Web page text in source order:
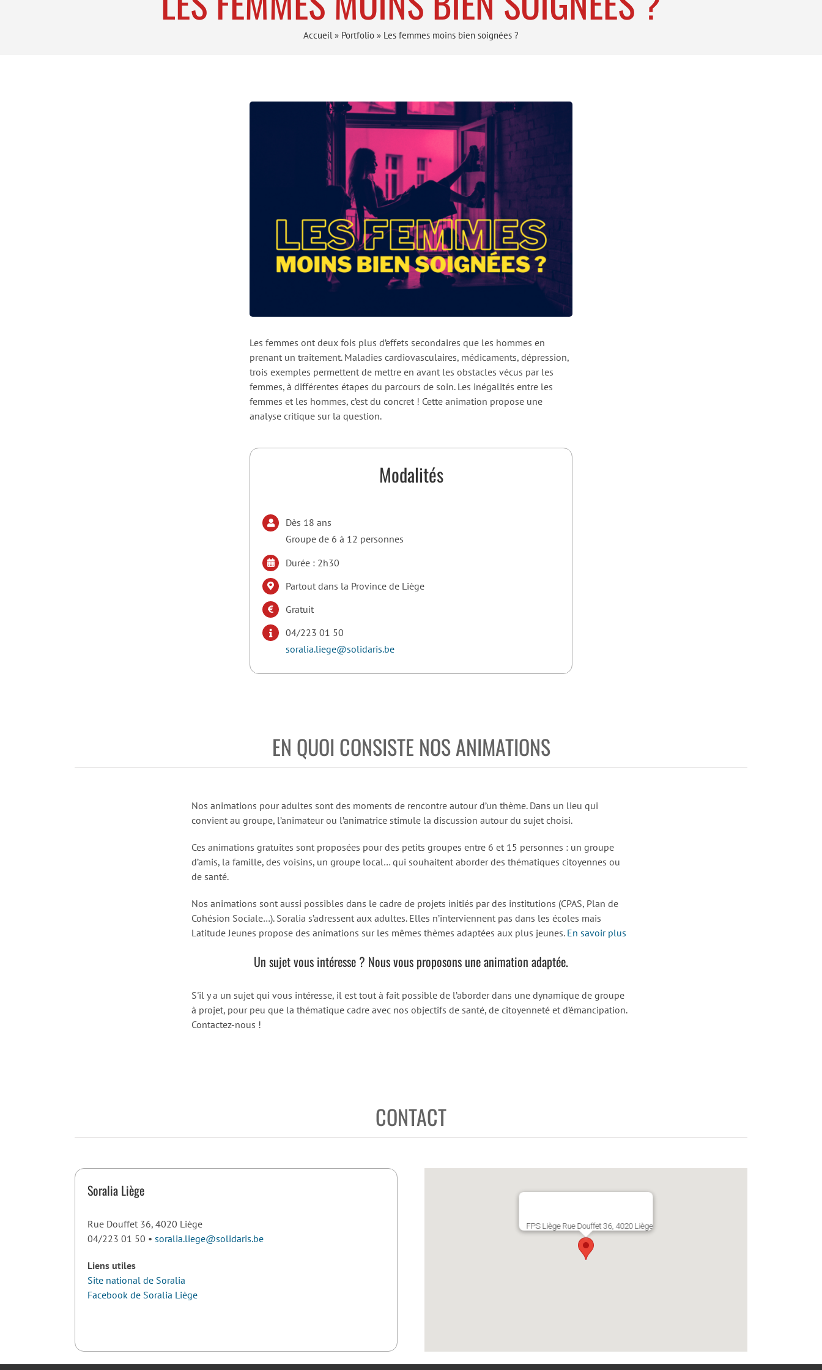
Accueil» Portfolio » Les femmes moins bien soignées ?
Les femmes ont deux fois plus d’effets secondaires que les hommes en
prenant un traitement. Maladies cardiovasculaires, médicaments, dépression,
trois exemples permettent de mettre en avant les obstacles vécus par les
femmes, à différentes étapes du parcours de soin. Les inégalités entre les
femmes et les hommes, c’est du concret ! Cette animation propose une
analyse critique sur la question.
Modalités
Dès 18 ans
Groupe de 6 à 12 personnes
Durée : 2h30
Partout dans la Province de Liège
Gratuit
04/223 01 50
soralia.liege@solidaris.be
EN QUOI CONSISTE NOS ANIMATIONS
Nos animations pour adultes sont des moments de rencontre autour d’un thème. Dans un lieu qui
convient au groupe, l’animateur ou l’animatrice stimule la discussion autour du sujet choisi.
Ces animations gratuites sont proposées pour des petits groupes entre 6 et 15 personnes : un groupe
d’amis, la famille, des voisins, un groupe local… qui souhaitent aborder des thématiques citoyennes ou
de santé.
Nos animations sont aussi possibles dans le cadre de projets initiés par des institutions (CPAS, Plan de
Cohésion Sociale…). Soralia s’adressent aux adultes. Elles n’interviennent pas dans les écoles mais
Latitude Jeunes propose des animations sur les mêmes thèmes adaptées aux plus jeunes. En savoir plus
Un sujet vous intéresse ? Nous vous proposons une animation adaptée.
S'il y a un sujet qui vous intéresse, il est tout à fait possible de l’aborder dans une dynamique de groupe
à projet, pour peu que la thématique cadre avec nos objectifs de santé, de citoyenneté et d’émancipation.
Contactez-nous !
CONTACT
Soralia Liège
Rue Douffet 36, 4020 Liège
04/223 01 50 • soralia.liege@solidaris.be
Liens utiles
Site national de Soralia
Facebook de Soralia Liège
FPS Liège Rue Douffet 36, 4020 Liège